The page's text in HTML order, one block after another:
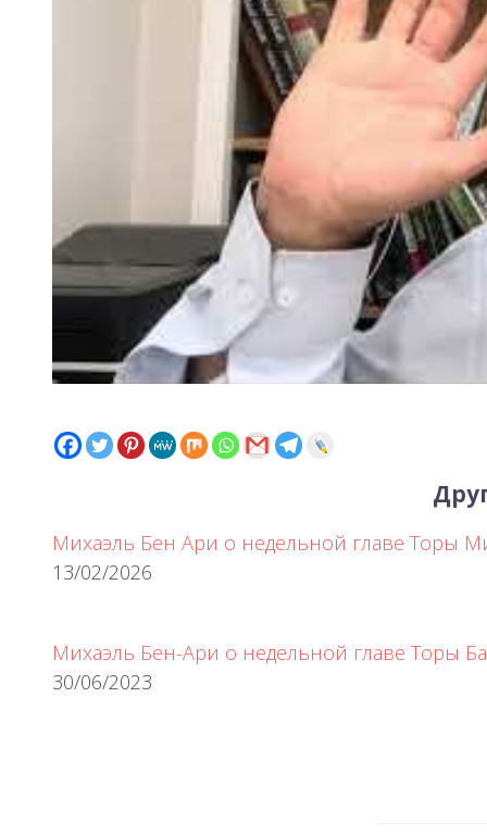
Михаэль Бен Ари о недельной главе Торы
13/02/2026
Михаэль Бен-Ари о недельной главе Торы
30/06/2023